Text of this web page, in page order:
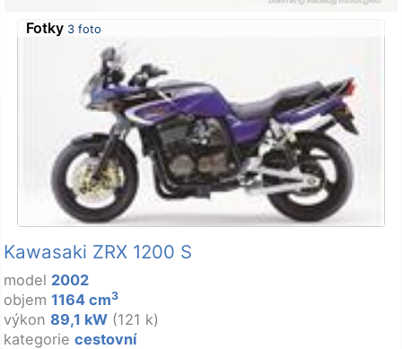
Fotky 3 foto
Kawasaki ZRX 1200 S
model 2002
objem 1164 cm3
výkon 89,1 kW (121 k)
kategorie cestovní